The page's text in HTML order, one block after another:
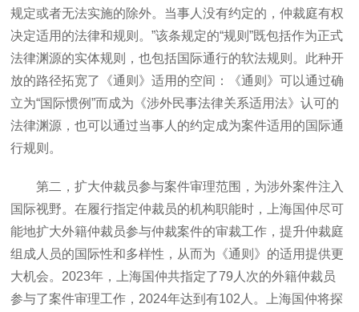
规定或者无法实施的除外。当事人没有约定的，仲裁庭有权
决定适用的法律和规则。”该条规定的“规则”既包括作为正式
法律渊源的实体规则，也包括国际通行的软法规则。此种开
放的路径拓宽了《通则》适用的空间：《通则》可以通过确
立为“国际惯例”而成为《涉外民事法律关系适用法》认可的
法律渊源，也可以通过当事人的约定成为案件适用的国际通
行规则。
第二，扩大仲裁员参与案件审理范围，为涉外案件注入
国际视野。在履行指定仲裁员的机构职能时，上海国仲尽可
能地扩大外籍仲裁员参与仲裁案件的审裁工作，提升仲裁庭
组成人员的国际性和多样性，从而为《通则》的适用提供更
大机会。2023年，上海国仲共指定了79人次的外籍仲裁员
参与了案件审理工作，2024年达到有102人。上海国仲将探